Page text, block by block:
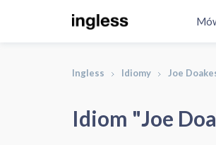
Ingless Idiomy Joe
Idiom "Joe